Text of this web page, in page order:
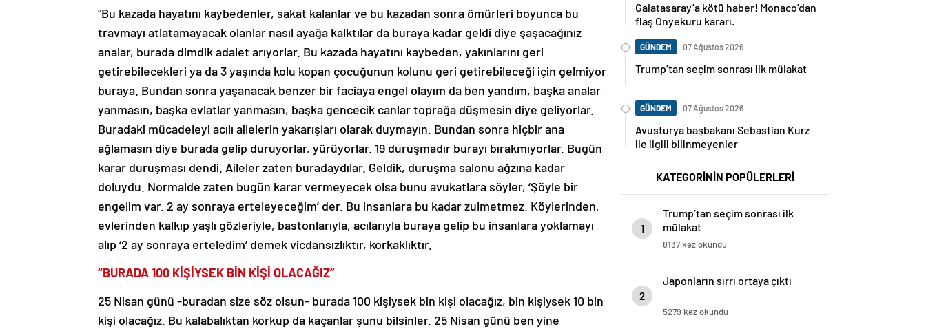
“Bu kazada hayatını kaybedenler, sakat kalanlar ve bu kazadan sonra ömürleri boyunca bu
travmayı atlatamayacak olanlar nasıl ayağa kalktılar da buraya kadar geldi diye şaşacağınız
analar, burada dimdik adalet arıyorlar. Bu kazada hayatını kaybeden, yakınlarını geri
getirebilecekleri ya da 3 yaşında kolu kopan çocuğunun kolunu geri getirebileceği için gelmiyor
buraya. Bundan sonra yaşanacak benzer bir faciaya engel olayım da ben yandım, başka analar
yanmasın, başka evlatlar yanmasın, başka gencecik canlar toprağa düşmesin diye geliyorlar.
Buradaki mücadeleyi acılı ailelerin yakarışları olarak duymayın. Bundan sonra hiçbir ana
ağlamasın diye burada gelip duruyorlar, yürüyorlar. 19 duruşmadır burayı bırakmıyorlar. Bugün
karar duruşması dendi. Aileler zaten buradaydılar. Geldik, duruşma salonu ağzına kadar
doluydu. Normalde zaten bugün karar vermeyecek olsa bunu avukatlara söyler, ‘Şöyle bir
engelim var. 2 ay sonraya erteleyeceğim’ der. Bu insanlara bu kadar zulmetmez. Köylerinden,
evlerinden kalkıp yaşlı gözleriyle, bastonlarıyla, acılarıyla buraya gelip bu insanlara yoklamayı
alıp ‘2 ay sonraya erteledim’ demek vicdansızlıktır, korkaklıktır.
“BURADA 100 KİŞİYSEK BİN KİŞİ OLACAĞIZ”
25 Nisan günü -buradan size söz olsun- burada 100 kişiysek bin kişi olacağız, bin kişiysek 10 bin
kişi olacağız. Bu kalabalıktan korkup da kaçanlar şunu bilsinler. 25 Nisan günü ben yine
Galatasaray’a kötü haber! Monaco’dan
flaş Onyekuru kararı.
GÜNDEM 07 Ağustos 2026
Trump’tan seçim sonrası ilk mülakat
GÜNDEM 07 Ağustos 2026
Avusturya başbakanı Sebastian Kurz
ile ilgili bilinmeyenler
KATEGORİNİN POPÜLERLERİ
1
Trump’tan seçim sonrası ilk
mülakat
8137 kez okundu
2
Japonların sırrı ortaya çıktı
5279 kez okundu